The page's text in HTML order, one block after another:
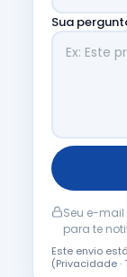
Sua
Seu e-
para te
Este envio
(Privacidade·